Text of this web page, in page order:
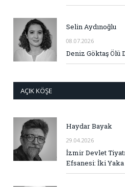
Selin Aydınoğlu
08.07.2026
Deniz Göktaş Ölü
AÇIK KÖŞE
Haydar Bayak
29.04.2026
İzmir Devlet
Efsanesi: İki